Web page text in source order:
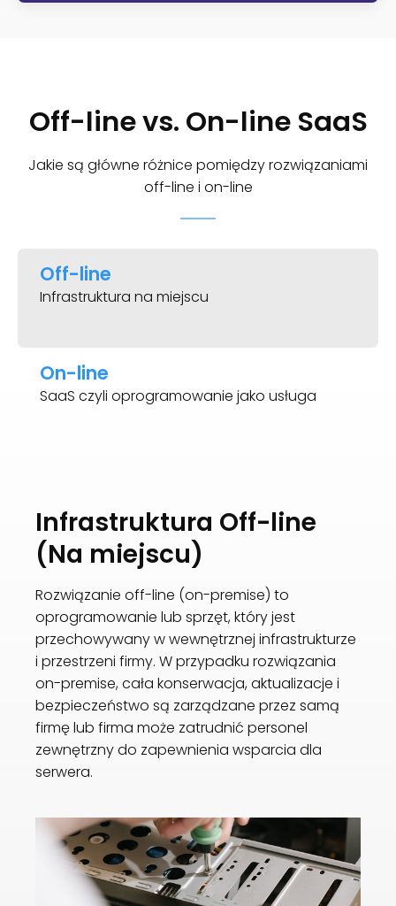
Off-line vs. On-line SaaS
Jakie są główne różnice pomiędzy rozwiązaniami
off-line i on-line
Off-line
Infrastruktura na miejscu
On-line
SaaS czyli oprogramowanie jako usługa
Infrastruktura Off-line
(Na miejscu)
Rozwiązanie off-line (on-premise) to
oprogramowanie lub sprzęt, który jest
przechowywany w wewnętrznej infrastrukturze
i przestrzeni firmy. W przypadku rozwiązania
on-premise, cała konserwacja, aktualizacje i
bezpieczeństwo są zarządzane przez samą
firmę lub firma może zatrudnić personel
zewnętrzny do zapewnienia wsparcia dla
serwera.